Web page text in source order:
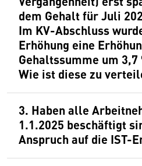
dem Gehalt für Juli
Im KV-Abschluss
Erhöhung eine
Gehaltssumme um
Wie ist diese zu
3. Haben alle
1.1.2025 beschäftigt
Anspruch auf die IST-